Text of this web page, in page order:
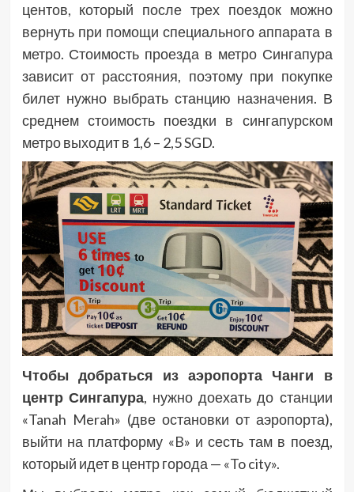
центов, который после трех поездок можно
вернуть при помощи специального аппарата в
метро. Стоимость проезда в метро Сингапура
зависит от расстояния, поэтому при покупке
билет нужно выбрать станцию назначения. В
среднем стоимость поездки в сингапурском
метро выходит в 1,6 – 2,5 SGD.
Чтобы добраться из аэропорта Чанги в
центр Сингапура, нужно доехать до станции
«Tanah Merah» (две остановки от аэропорта),
выйти на платформу «B» и сесть там в поезд,
который идет в центр города — «To city».